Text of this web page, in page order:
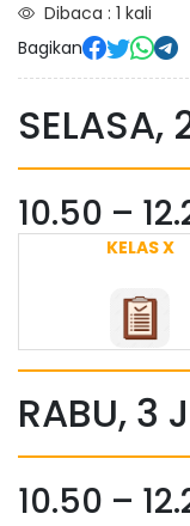
Dibaca : 1 kali
Bagikan
10.50 –
KELAS X
RABU, 3
10.50 –